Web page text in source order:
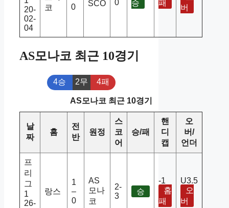
20-
02-
04
코
0
SCO
0
승
패
버
AS모나코 최근 10경기
4승 2무 4패
AS모나코 최근 10경기
날
짜
홈
전
반
원정
스
코
어
승/패
핸
디
캡
오
버/
언더
프
리
그
1
26-
랑스
1
–
0
AS
모나
코
2-
3
승
-1
홈
패
U3.5
오
버